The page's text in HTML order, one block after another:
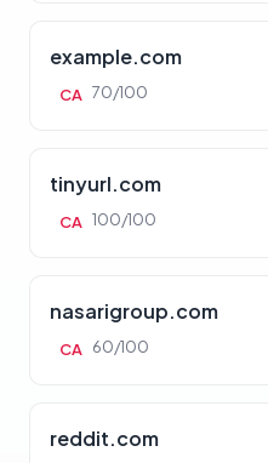
example.com
CA 70/100
tinyurl.com
CA 100/100
nasarigroup.com
CA 60/100
reddit.com